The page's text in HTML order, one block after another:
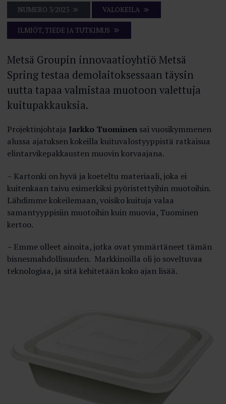
NUMERO 3/2023 VALOKEILA
ILMIÖT, TIEDE JA TUTKIMUS
Metsä Groupin innovaatioyhtiö Metsä
Spring testaa demolaitoksessaan täysin
uutta tapaa valmistaa muotoon valettuja
kuitupakkauksia.
Projektinjohtaja Jarkko Tuominen sai vuosikymmenen
alussa ajatuksen kokeilla kuituvalostyyppistä ratkaisua
elintarvikepakkausten muovin korvaajana.
– Kartonki on hyvä ja koeteltu materiaali, joka ei
kuitenkaan taivu esimerkiksi pyöristettyihin muotoihin.
Lähdimme kokeilemaan, voisiko kuituja valaa
samantyyppisiin muotoihin kuin muovia, Tuominen
kertoo.
– Emme olleet ainoita, jotka ovat ymmärtäneet tämän
bisnesmahdollisuuden. Markkinoilla oli jo soveltuvaa
teknologiaa, ja sitä kehitetään koko ajan lisää.